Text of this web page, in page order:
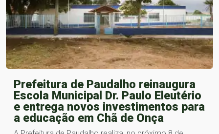
Prefeitura de Paudalho reinaugura
Escola Municipal Dr. Paulo Eleutério
e entrega novos investimentos para
a educação em Chã de Onça